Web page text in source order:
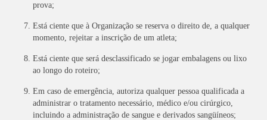
prova;
Está ciente que à Organização se reserva o direito de, a qualquer
momento, rejeitar a inscrição de um atleta;
Está ciente que será desclassificado se jogar embalagens ou lixo
ao longo do roteiro;
Em caso de emergência, autoriza qualquer pessoa qualificada a
administrar o tratamento necessário, médico e/ou cirúrgico,
incluindo a administração de sangue e derivados sangüíneos;